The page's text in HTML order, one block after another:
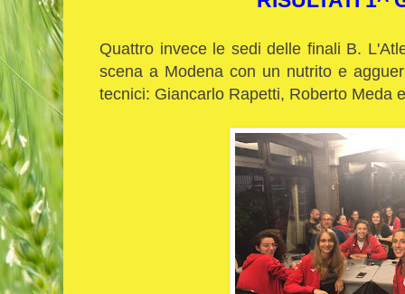
Quattro invece le sedi delle finali B.
scena a Modena con un nutrito e
tecnici: Giancarlo Rapetti, Roberto Meda